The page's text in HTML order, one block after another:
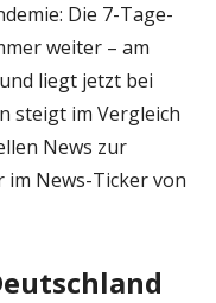
Infektionen
mehr
als
in
der
Vorwoche
die
Die 7-Tage-
weiter – am
liegt jetzt bei
steigt im Vergleich
News zur
im News-Ticker von